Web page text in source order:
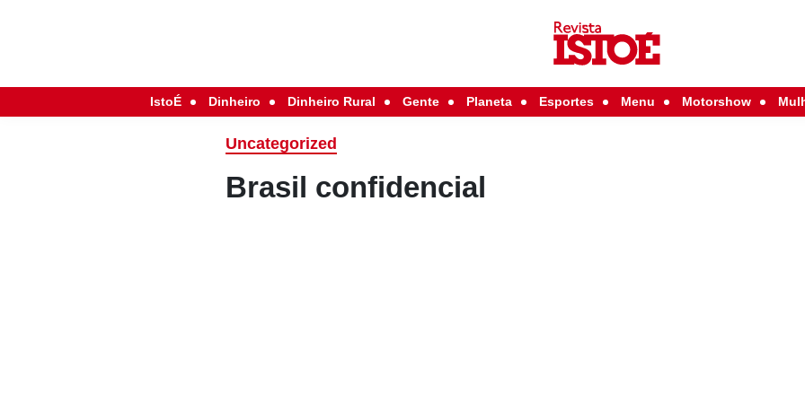
IstoÉ Dinheiro Dinheiro Rural Gente Planeta Esportes Menu Motorshow
Uncategorized
Brasil confidencial